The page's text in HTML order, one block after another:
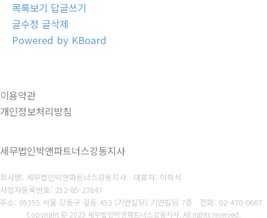
목록보기 답글쓰기
글수정 글삭제
Powered by KBoard
이용약관
개인정보처리방침
세무법인박앤파트너스강동지사
회사명: 세무법인박앤파트너스강동지사 대표자: 이희석
사업자등록번호: 212-85-27647
주소: 05355 서울 강동구 길동 453 (기연빌딩) 기연빌딩 7층 전화: 02-470-0667
Copyright © 2025 세무법인박앤파트너스강동지사. All rights reserved.